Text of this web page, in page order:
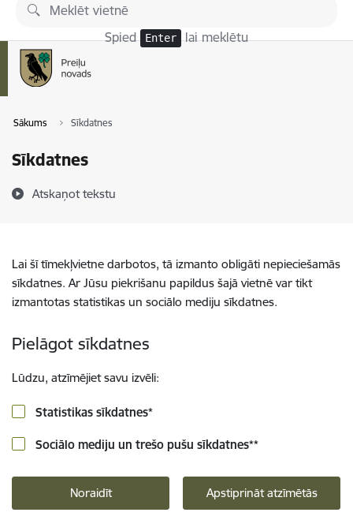
Pāriet uz lapas saturu
Spied Enter lai meklētu
Sākums Sīkdatnes
Sīkdatnes
Atskaņot tekstu
Lai šī tīmekļvietne darbotos, tā izmanto obligāti nepieciešamās
sīkdatnes. Ar Jūsu piekrišanu papildus šajā vietnē var tikt
izmantotas statistikas un sociālo mediju sīkdatnes.
Pielāgot sīkdatnes
Lūdzu, atzīmējiet savu izvēli:
Statistikas sīkdatnes*
Sociālo mediju un trešo pušu sīkdatnes**
Noraidīt Apstiprināt atzīmētās